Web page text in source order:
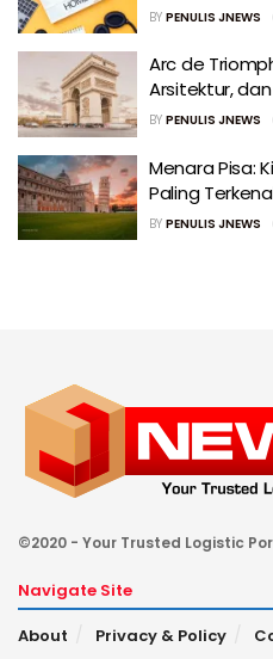
BY PENULIS JNEWS
Arc de
Arsitektur,
BY PENULIS JNEWS
Menara Pisa:
Paling
BY PENULIS JNEWS
©2020 - Your Trusted Logistic
Navigate Site
About
Privacy & Policy